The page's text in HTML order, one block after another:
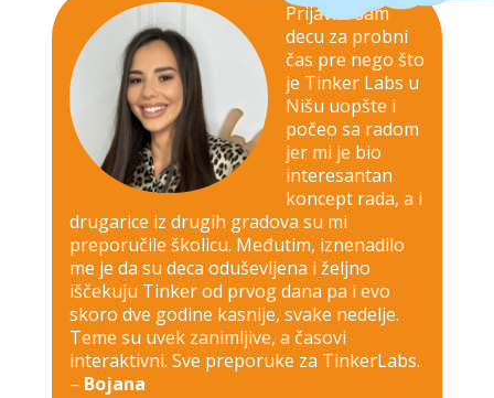
Prijavila sam
decu za probni
čas pre nego što
je Tinker Labs u
Nišu uopšte i
počeo sa radom
jer mi je bio
interesantan
koncept rada, a i
drugarice iz drugih gradova su mi
preporučile školicu. Međutim, iznenadilo
me je da su deca oduševljena i željno
iščekuju Tinker od prvog dana pa i evo
skoro dve godine kasnije, svake nedelje.
Teme su uvek zanimljive, a časovi
interaktivni. Sve preporuke za TinkerLabs.
– Bojana